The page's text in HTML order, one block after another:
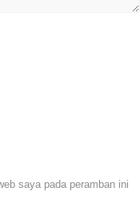
saya pada peramban ini